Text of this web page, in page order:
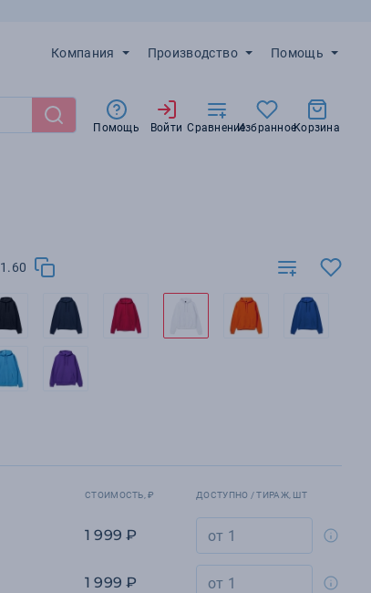
Компания Производство Помощь
Помощь Войти СравнениеИзбранноеКорзина
СТОИМОСТЬ, ₽ ДОСТУПНО / ТИРАЖ, ШТ
1 999 ₽
1 999 ₽